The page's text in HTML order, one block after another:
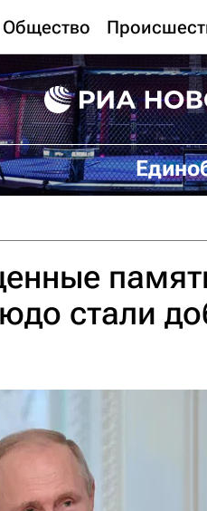
Общество
стали